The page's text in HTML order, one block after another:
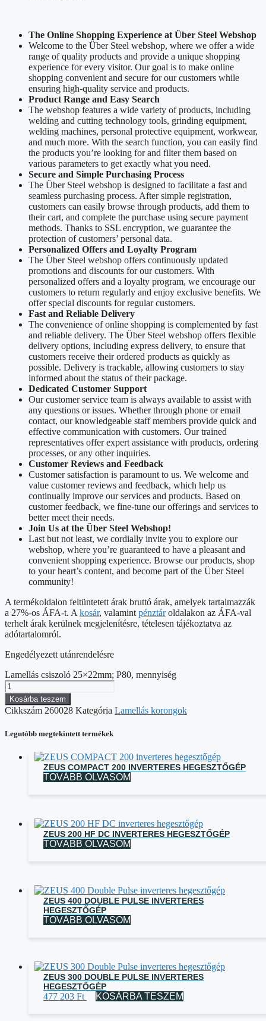
The Online Shopping Experience at Über Steel Webshop
Welcome to the Über Steel webshop, where we offer a wide
range of quality products and provide a unique shopping
experience for every visitor. Our goal is to make online
shopping convenient and secure for our customers while
ensuring high-quality service and products.
Product Range and Easy Search
The webshop features a wide variety of products, including
welding and cutting technology tools, grinding equipment,
welding machines, personal protective equipment, workwear,
and much more. With the search function, you can easily find
the products you’re looking for and filter them based on
various parameters to get exactly what you need.
Secure and Simple Purchasing Process
The Über Steel webshop is designed to facilitate a fast and
seamless purchasing process. After simple registration,
customers can easily browse through products, add them to
their cart, and complete the purchase using secure payment
methods. Thanks to SSL encryption, we guarantee the
protection of customers’ personal data.
Personalized Offers and Loyalty Program
The Über Steel webshop offers continuously updated
promotions and discounts for our customers. With
personalized offers and a loyalty program, we encourage our
customers to return regularly and enjoy exclusive benefits. We
offer special discounts for regular customers.
Fast and Reliable Delivery
The convenience of online shopping is complemented by fast
and reliable delivery. The Über Steel webshop offers flexible
delivery options, including express delivery, to ensure that
customers receive their ordered products as quickly as
possible. Delivery is trackable, allowing customers to stay
informed about the status of their package.
Dedicated Customer Support
Our customer service team is always available to assist with
any questions or issues. Whether through phone or email
contact, our knowledgeable staff members provide quick and
effective communication with customers. Our trained
representatives offer expert assistance with products, ordering
processes, or any other inquiries.
Customer Reviews and Feedback
Customer satisfaction is paramount to us. We welcome and
value customer reviews and feedback, which help us
continually improve our services and products. Based on
customer feedback, we fine-tune our offerings and services to
better meet their needs.
Join Us at the Über Steel Webshop!
Last but not least, we cordially invite you to explore our
webshop, where you’re guaranteed to have a pleasant and
convenient shopping experience. Browse our products, shop
to your heart’s content, and become part of the Über Steel
community!
A termékoldalon feltüntetett árak bruttó árak, amelyek tartalmazzák
a 27%-os ÁFA-t. A kosár, valamint pénztároldalakon az ÁFA-val
terhelt árak kerülnek megjelenítésre, tételesen tájékoztatva az
adótartalomról.
Engedélyezett utánrendelésre
Lamellás csiszoló 25×22mm; P80, mennyiség
Kosárba teszem
Cikkszám 260028 Kategória Lamellás korongok
Legutóbb megtekintett termékek
ZEUS COMPACT 200 INVERTERES HEGESZTŐGÉP
TOVÁBB OLVASOM
ZEUS 200 HF DC INVERTERES HEGESZTŐGÉP
TOVÁBB OLVASOM
ZEUS 400 DOUBLE PULSE INVERTERES
HEGESZTŐGÉP
TOVÁBB OLVASOM
ZEUS 300 DOUBLE PULSE INVERTERES
HEGESZTŐGÉP
477 203 Ft KOSÁRBA TESZEM